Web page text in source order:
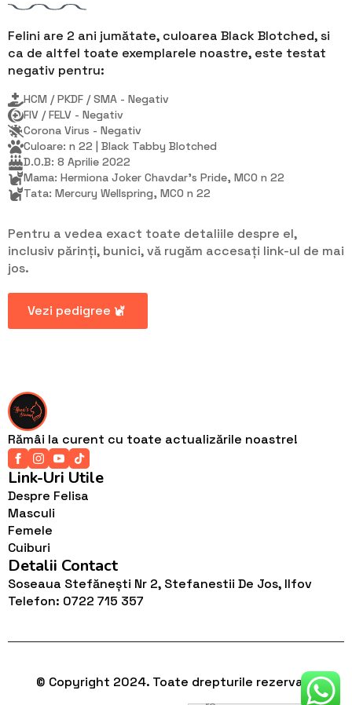
Felini are 2 ani jumătate, culoarea Black Blotched, si
ca de altfel toate exemplarele noastre, este testat
negativ pentru:
HCM / PKDF / SMA - Negativ
FIV / FELV - Negativ
Corona Virus - Negativ
Culoare: n 22 | Black Tabby Blotched
D.O.B: 8 Aprilie 2022
Mama: Hermiona Joker Chavdar's Pride, MCO n 22
Tata: Mercury Wellspring, MCO n 22
Pentru a vedea exact toate detaliile despre el,
inclusiv părinți, bunici, vă rugăm accesați link-ul de mai
jos.
Vezi pedigree
Rămâi la curent cu toate actualizările noastre!
Link-Uri Utile
Despre Felisa
Masculi
Femele
Cuiburi
Detalii Contact
Soseaua Stefănești Nr 2, Stefanestii De Jos, Ilfov
Telefon: 0722 715 357
© Copyright 2024. Toate drepturile rezervate